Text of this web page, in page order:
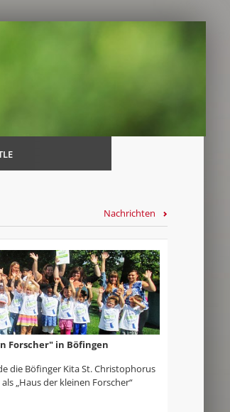
Nachrichten
Forscher" in Böfingen
die Böfinger Kita St. Christophorus
„Haus der kleinen Forscher“